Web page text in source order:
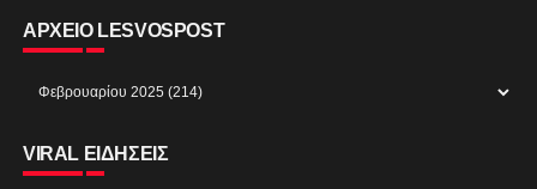
ΑΡΧΕΙΟ LESVOSPOST
VIRAL ΕΙΔΗΣΕΙΣ